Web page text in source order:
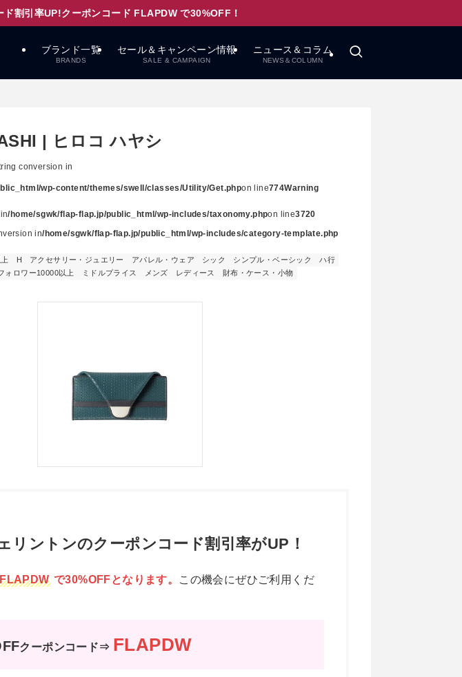
割引率UP!クーポンコード FLAPDW で30%OFF！
ブランド一覧
BRANDS
セール＆キャンペーン情報
SALE & CAMPAIGN
ニュース＆コラム
NEWS＆COLUMN
| ヒロコ ハヤシ
conversion in
wp-content/themes/swell/classes/Utility/Get.phpon line774Warning
/home/sgwk/flap-flap.jp/public_html/wp-includes/taxonomy.phpon line3720
in/home/sgwk/flap-flap.jp/public_html/wp-includes/category-template.php
H アクセサリー・ジュエリー アパレル・ウェア シック シンプル・ベーシック
ハ行
ォロワー10000以上 ミドルプライス メンズ レディース 財布・ケース・小物
リントンのクーポンコード割引率がUP！
FLAPDWで30%OFFとなります。
この機会にぜひご利用くだ
クーポンコード⇒ FLAPDW